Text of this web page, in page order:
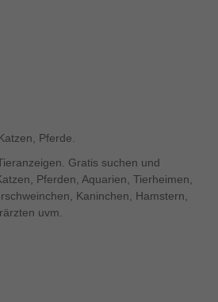
Pferde.
Gratis suchen und
Pferden, Aquarien, Tierheimen,
Kaninchen, Hamstern,
uvm.